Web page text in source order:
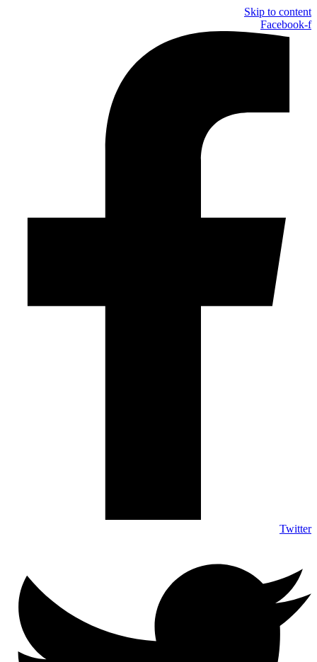
Skip to content
Facebook-f
Twitter